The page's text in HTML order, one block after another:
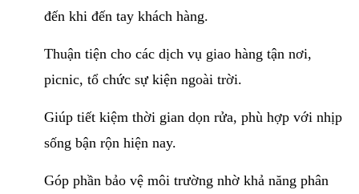
đến khi đến tay khách hàng.
Thuận tiện cho các dịch vụ giao hàng tận nơi,
picnic, tổ chức sự kiện ngoài trời.
Giúp tiết kiệm thời gian dọn rửa, phù hợp với nhịp
sống bận rộn hiện nay.
Góp phần bảo vệ môi trường nhờ khả năng phân